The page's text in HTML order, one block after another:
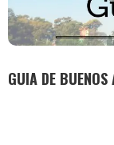
GUIA DE